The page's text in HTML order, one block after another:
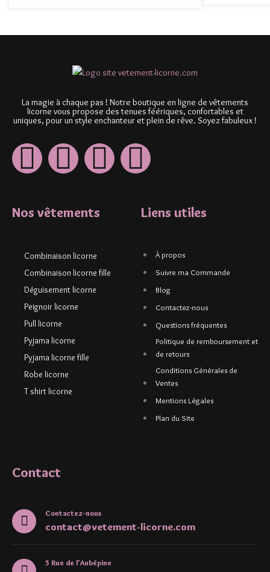
La magie à chaque pas ! Notre boutique en ligne de vêtements
licorne vous propose des tenues féériques, confortables et
uniques, pour un style enchanteur et plein de rêve. Soyez fabuleux !
Nos vêtements
Combinaison licorne
Combinaison licorne fille
Déguisement licorne
Peignoir licorne
Pull licorne
Pyjama licorne
Pyjama licorne fille
Robe licorne
T shirt licorne
Liens utiles
À propos
Suivre ma Commande
Blog
Contactez-nous
Questions fréquentes
Politique de remboursement et
de retours
Conditions Générales de
Ventes
Mentions Légales
Plan du Site
Contact
Contactez-nous
contact@vetement-licorne.com
5 Rue de l'Aubépine